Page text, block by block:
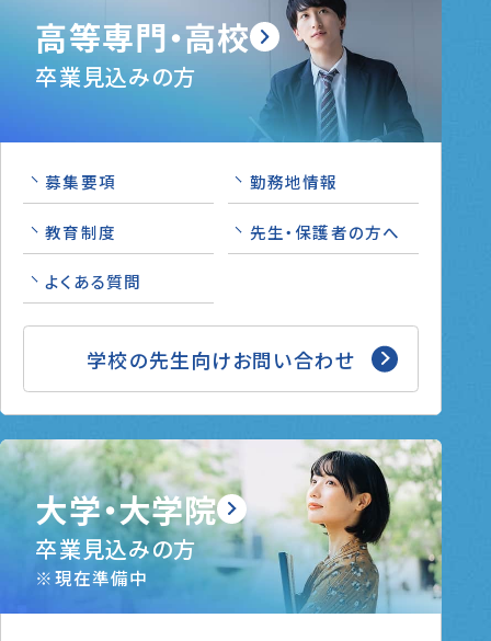
高等専門・高校
卒業見込みの方
募集要項 勤務地情報
教育制度 先生・保護者の方へ
よくある質問
学校の先生向けお問い合わせ
大学・大学院
卒業見込みの方
※現在準備中